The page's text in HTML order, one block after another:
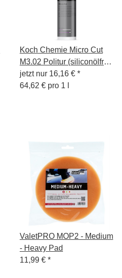
Koch Chemie Micro Cut
M3.02 Politur (siliconölfrei)
250ml
jetzt nur 16,16 € *
64,62 € pro 1 l
ValetPRO MOP2 - Medium
- Heavy Pad
11,99 € *